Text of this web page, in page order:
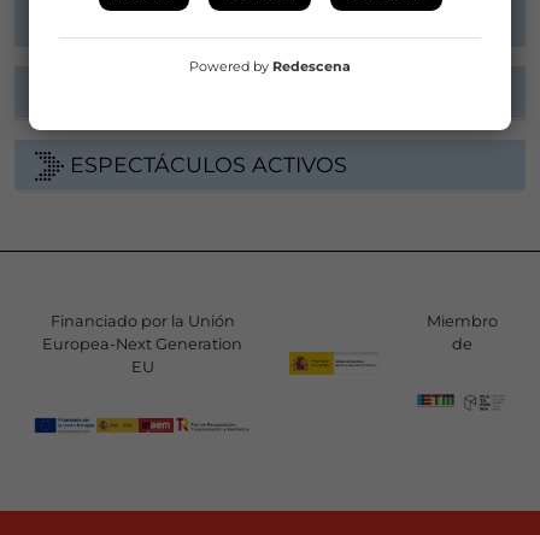
ESPECTÁCULOS ACTIVOS
Financiado por la Unión
Europea-Next Generation
EU
Miembro
de
Powered by Redescena